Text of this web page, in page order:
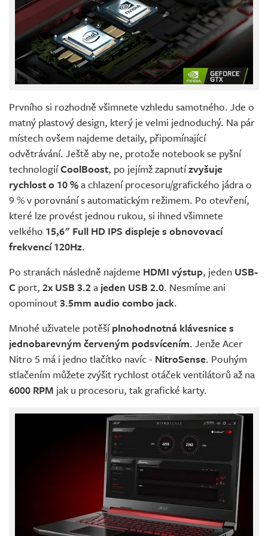
Prvního si rozhodně všimnete vzhledu samotného. Jde o
matný plastový design, který je velmi jednoduchý. Na pár
místech ovšem najdeme detaily, připomínající
odvětrávání. Ještě aby ne, protože notebook se pyšní
technologiíCoolBoost, po jejímž zapnutízvyšuje
rychlost o 10 %a chlazení procesoru/grafického jádra o
9 % v porovnání s automatickým režimem. Po otevření,
které lze provést jednou rukou, si ihned všimnete
velkého 15,6" Full HD IPS displeje s obnovovací
frekvencí 120Hz.
Po stranách následně najdeme HDMI výstup, jeden USB-
C port, 2x USB 3.2a jeden USB 2.0. Nesmíme ani
opominout3.5mm audio combo jack.
Mnohé uživatele potěšíplnohodnotná klávesnice s
jednobarevným červeným podsvícením. Jenže Acer
Nitro 5 má i jedno tlačítko navíc - NitroSense. Pouhým
stlačením můžete zvýšit rychlost otáček ventilátorů až na
6000 RPM jak u procesoru, tak grafické karty.